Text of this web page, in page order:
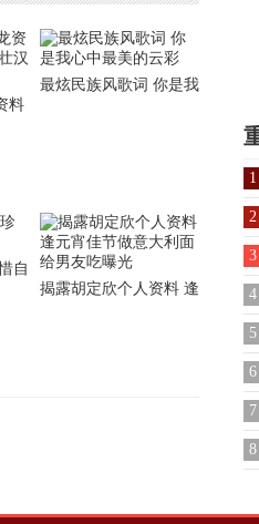
料
最炫民族风歌词 你是我
自
揭露胡定欣个人资料 逢
1
2
3
4
5
6
7
8